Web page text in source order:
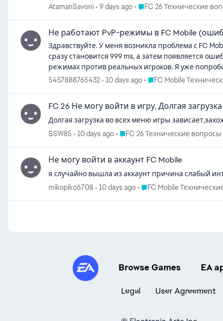
AtamanSavoni
9 days ago Place FC 26 Технические
FC 26 Технические
Не работают PvP-режимы в FC Mobile
Здравствуйте. У меня возникла проблема с FC Mobile. Я не могу играть ни в один PvP-режим (Head to Head, VS Attack и другие). После того как игра находит соперника, пинг
сразу становится 999 ms, а затем появляется ошибка: «Ошибка сети (Вишня) 0x0200040F» При этом все матчи против ИИ работают идеально, проблема
режимах против реальных игроков. Я уже попробовал: удалить и заново установить игру; играть через Wi-Fi и через мобильный интернет; использовать VPN; войти через
свой EA-аккаунт; создать и проверить гостевой аккаунт; подождать более 24 часов; перезагрузить телефон. Ничего не помогло. Информация об устройстве: Устройство: iPhone
5457888765432 10 days ago Place FC Mobile
FC Mobile
FC 26 Не могу войти в игру, Долгая загрузка
Долгая загрузка во всех меню игры
SSW85
10 days ago Place FC 26 Технические
FC 26 Технические вопросы
Не могу войти в аккаунт FC Mobile
я случайно вышла из аккаунт причина слабый
mikopiko6708
10 days ago Place FC Mobile
FC Mobile
Browse Games EA
Legal User Agreement